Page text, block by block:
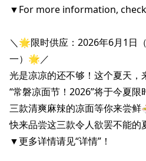
▼For more information,
＼🌟限时供应：2026年6月1日
一）🌟／
光是凉凉的还不够！这个夏天
“常磐凉面节！2026”将于今夏
三款清爽麻辣的凉面等你来尝
快来品尝这三款令人欲罢不能
▼更多详情请见“详情”！